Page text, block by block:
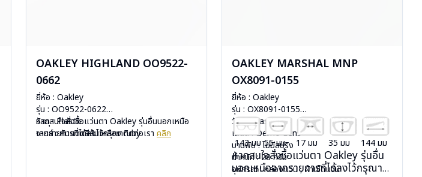
OAKLEY HIGHLAND OO9522-
0662
ยี่ห้อ : Oakley
รุ่น : OO9522-0622
วัสดุ : Plastic
เลนส์ : กันแดดสีส้มเหลือง ruby
หากสนใจสั่งชื้อแว่นตา Oakley รุ่นอื่นนอกเหนือ
จากรายการที่ได้ลงไว้กรุณาติดต่อเรา คลิก
OAKLEY MARSHAL MNP
OX8091-0155
ยี่ห้อ : Oakley
รุ่น : OX8091-0155
วัสดุ : Plastic
เลนส์ : Demo Lens
บานพับ : ไม่มีสปริง
น้ำหนัก : 28 กรัม
อุปกรณ์ : กล่องแว่น , ผ้าเช็ดแว่น
143 มม 55 มม 17 มม 35 มม 144 มม
หากสนใจสั่งชื้อแว่นตา Oakley รุ่นอื่น
นอกเหนือจากรายการที่ได้ลงไว้กรุณา